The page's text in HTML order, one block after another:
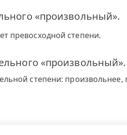
«произвольный».
превосходной степени.
«произвольный».
степени: